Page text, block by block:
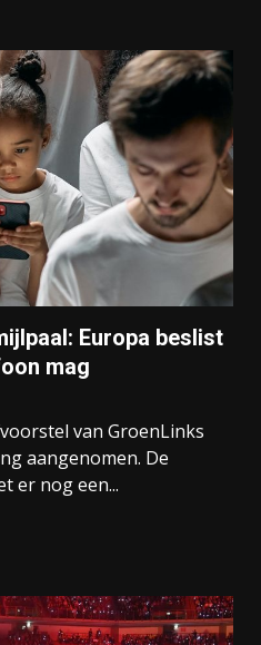
Europa beslist
mag
van GroenLinks
aangenomen. De
er nog een...